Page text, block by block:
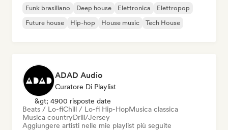
Funk brasiliano Deep house Elettronica
Elettropop
Future house
Hip-hop House music Tech House
ADAD Audio
Curatore Di Playlist
&gt; 4900 risposte date
Beats / Lo-fiChill / Lo-fi Hip-HopMusica classica
Musica countryDrill/Jersey
Aggiungere artisti nelle mie playlist più seguite